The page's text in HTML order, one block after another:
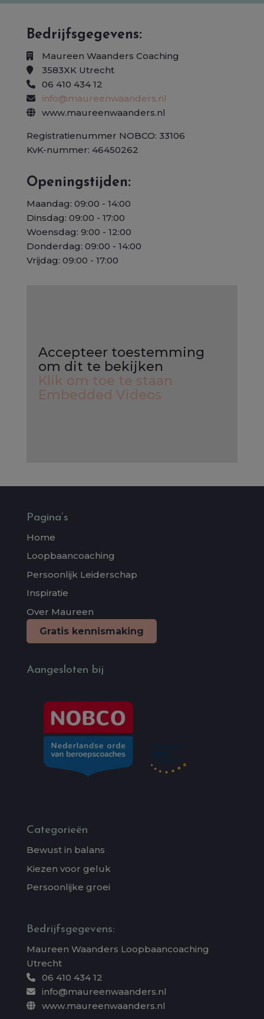
Bedrijfsgegevens:
Maureen Waanders Coaching
3583XK Utrecht
06 410 434 12
info@maureenwaanders.nl
www.maureenwaanders.nl
Registratienummer NOBCO: 33106
KvK-nummer: 46450262
Openingstijden:
Maandag: 09:00 - 14:00
Dinsdag: 09:00 - 17:00
Woensdag: 9:00 - 12:00
Donderdag: 09:00 - 14:00
Vrijdag: 09:00 - 17:00
Accepteer toestemming
om dit te bekijken
Klik om toe te staan
Embedded Videos
Pagina’s
Home
Loopbaancoaching
Persoonlijk Leiderschap
Inspiratie
Over Maureen
Gratis kennismaking
Aangesloten bij
Categorieën
Bewust in balans
Kiezen voor geluk
Persoonlijke groei
Bedrijfsgegevens:
Maureen Waanders Loopbaancoaching
Utrecht
06 410 434 12
info@maureenwaanders.nl
www.maureenwaanders.nl